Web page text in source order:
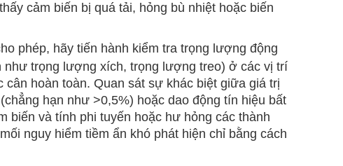
cảm biến bị quá tải, hỏng bù nhiệt hoặc biến
phép, hãy tiến hành kiểm tra trọng lượng động
trọng lượng xích, trọng lượng treo) ở các vị trí
hoàn toàn. Quan sát sự khác biệt giữa giá trị
hạn như >0,5%) hoặc dao động tín hiệu bất
biến và tính phi tuyến hoặc hư hỏng các thành
nguy hiểm tiềm ẩn khó phát hiện chỉ bằng cách